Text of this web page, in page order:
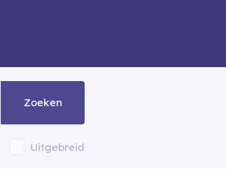
Zoeken
Uitgebreid